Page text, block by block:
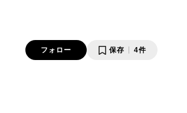
フォロー 保存 4件